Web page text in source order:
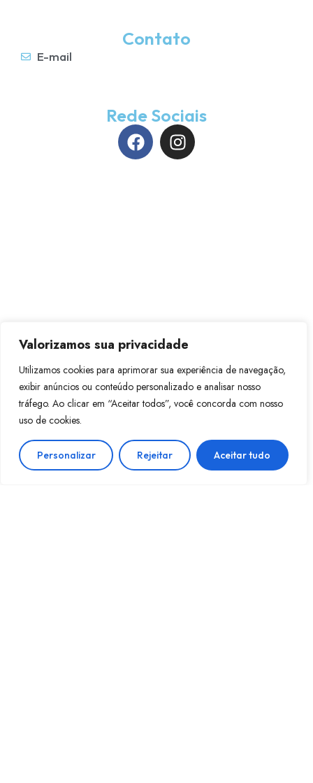
Valorizamos sua privacidade
Utilizamos cookies para aprimorar sua experiência de navegação,
exibir anúncios ou conteúdo personalizado e analisar nosso
tráfego. Ao clicar em “Aceitar todos”, você concorda com nosso
uso de cookies.
Personalizar Rejeitar Aceitar tudo
Contato
E-mail
Rede Sociais